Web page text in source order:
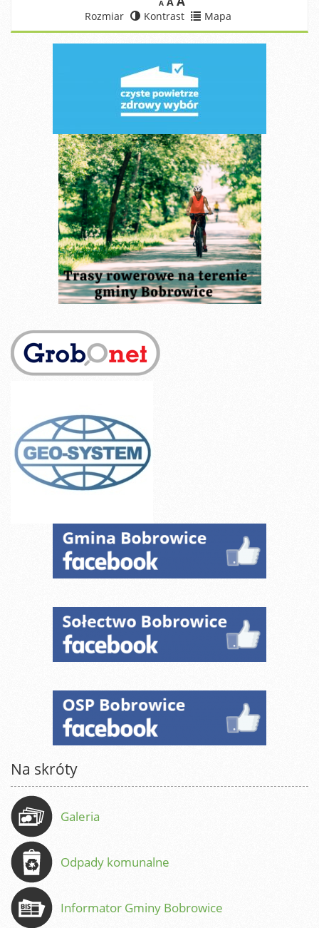
A
Rozmiar Kontrast Mapa
Na skróty
Galeria
Odpady komunalne
Informator Gminy Bobrowice